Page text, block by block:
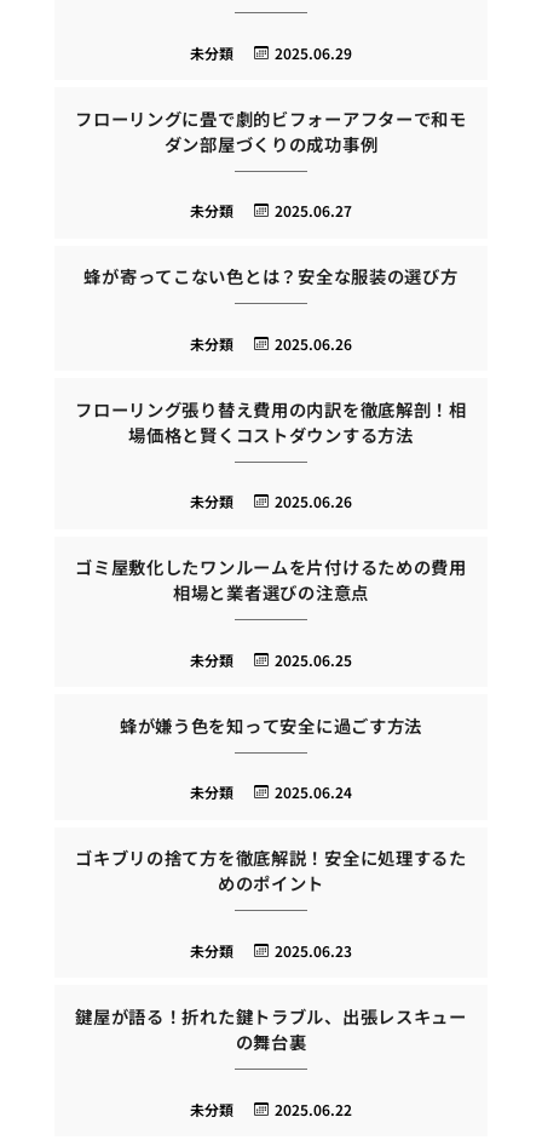
2025.06.29
未分類
フローリングに畳で劇的ビフォーアフターで和モ
ダン部屋づくりの成功事例
2025.06.27
未分類
蜂が寄ってこない色とは？安全な服装の選び方
2025.06.26
未分類
フローリング張り替え費用の内訳を徹底解剖！相
場価格と賢くコストダウンする方法
2025.06.26
未分類
ゴミ屋敷化したワンルームを片付けるための費用
相場と業者選びの注意点
2025.06.25
未分類
蜂が嫌う色を知って安全に過ごす方法
2025.06.24
未分類
ゴキブリの捨て方を徹底解説！安全に処理するた
めのポイント
2025.06.23
未分類
鍵屋が語る！折れた鍵トラブル、出張レスキュー
の舞台裏
2025.06.22
未分類